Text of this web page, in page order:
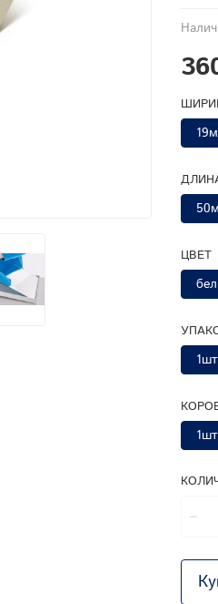
50м
ЦВЕТ
1шт
1шт